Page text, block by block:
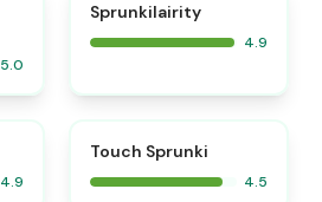
5.0
Sprunkilairity
4.9
4.9
Touch Sprunki
4.5